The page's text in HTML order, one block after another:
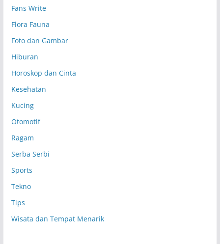
Fans Write
Flora Fauna
Foto dan Gambar
Hiburan
Horoskop dan Cinta
Kesehatan
Kucing
Otomotif
Ragam
Serba Serbi
Sports
Tekno
Tips
Wisata dan Tempat Menarik